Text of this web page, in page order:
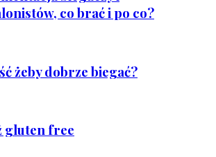
co brać i po co?
żeby dobrze biegać?
gluten free